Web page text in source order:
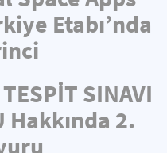
Etabı’nda
SINAVI
Hakkında 2.